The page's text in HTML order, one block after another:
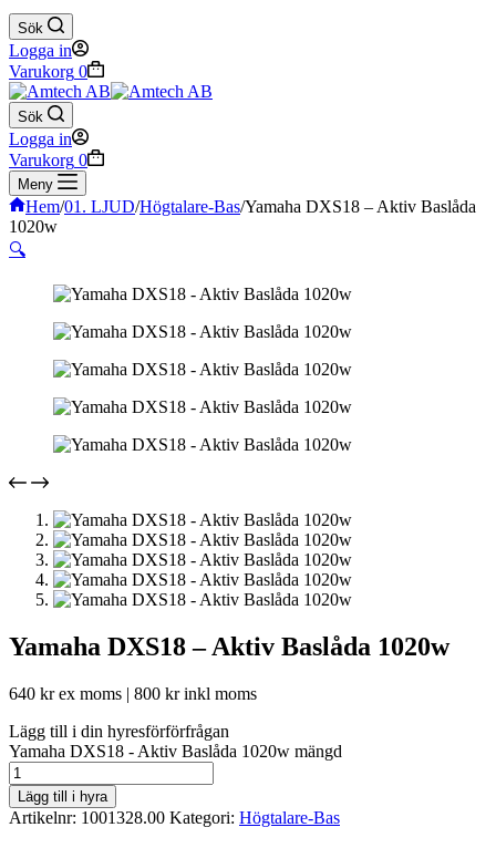
Sök
Logga in
Varukorg 0
Sök
Logga in
Varukorg 0
Meny
Hem/01. LJUD/Högtalare-Bas/Yamaha DXS18 – Aktiv Baslåda
1020w
🔍
Yamaha DXS18 – Aktiv Baslåda 1020w
640 krex moms | 800 krinkl moms
Lägg till i din hyresförförfrågan
Yamaha DXS18 - Aktiv Baslåda 1020w mängd
Lägg till i hyra
Artikelnr: 1001328.00 Kategori: Högtalare-Bas